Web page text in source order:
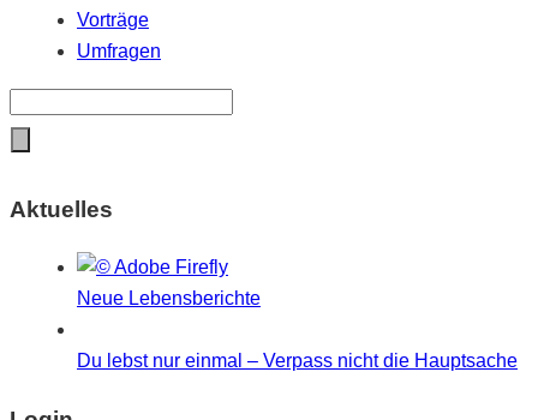
Vorträge
Umfragen
Aktuelles
Neue Lebensberichte
Du lebst nur einmal – Verpass nicht die Hauptsache